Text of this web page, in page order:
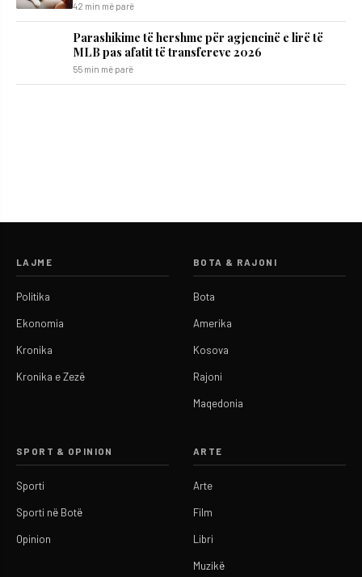
42 min më parë
Parashikime të hershme për agjencinë e lirë të
MLB pas afatit të transfereve 2026
55 min më parë
LAJME
Politika
Ekonomia
Kronika
Kronika e Zezë
BOTA & RAJONI
Bota
Amerika
Kosova
Rajoni
Maqedonia
SPORT & OPINION
Sporti
Sporti në Botë
Opinion
ARTE
Arte
Film
Libri
Muzikë